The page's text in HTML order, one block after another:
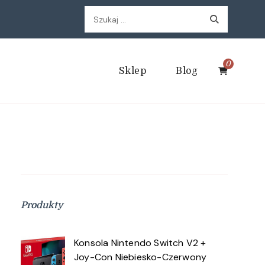
Szukaj:
Sklep Blog
0
Produkty
Konsola Nintendo Switch V2 +
Joy-Con Niebiesko-Czerwony